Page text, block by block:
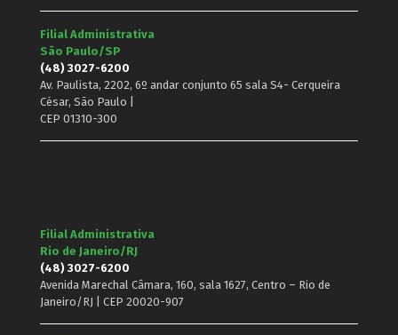
Filial Administrativa
São Paulo/SP
(48) 3027-6200
Av. Paulista, 2202, 6º andar conjunto 65 sala S4- Cerqueira
César, São Paulo |
CEP 01310-300
Filial Administrativa
Rio de Janeiro/RJ
(48) 3027-6200
Avenida Marechal Câmara, 160, sala 1627, Centro – Rio de
Janeiro/RJ | CEP 20020-907